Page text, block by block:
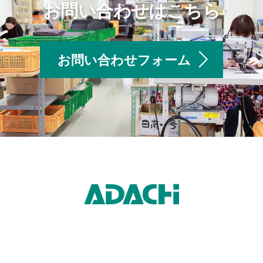
お問い合わせはこちら
お問い合わせフォーム